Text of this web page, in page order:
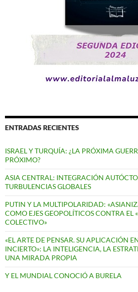
ENTRADAS RECIENTES
ISRAEL Y TURQUÍA: ¿LA PRÓXIMA
PRÓXIMO?
ASIA CENTRAL: INTEGRACIÓN
TURBULENCIAS GLOBALES
PUTIN Y LA MULTIPOLARIDAD:
COMO EJES GEOPOLÍTICOS CONTRA EL
COLECTIVO»
«EL ARTE DE PENSAR. SU APLICACIÓN
INCIERTO»: LA INTELIGENCIA, LA
UNA MIRADA PROPIA
Y EL MUNDIAL CONOCIÓ A BURELA